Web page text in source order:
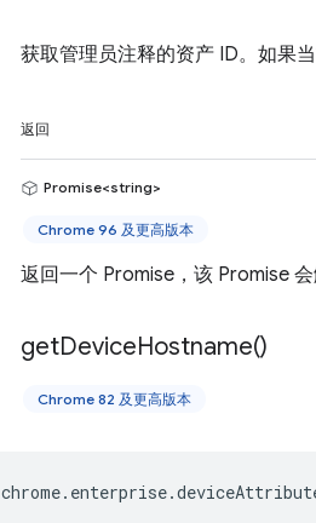
获取管理员注释的资产 ID。如果
返回
Promise<string>
Chrome 96 及更高版本
返回一个 Promise，该 Promise 会
getDeviceHostname()
Chrome 82 及更高版本
chrome. enterprise.